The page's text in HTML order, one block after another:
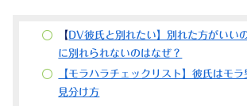
【 DV彼氏と別れたい】別れた方がいい
に別れられないのはなぜ？
【モラハラチェックリスト】彼氏はモ
見分け方